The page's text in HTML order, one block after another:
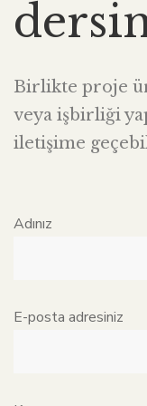
Birlikte proje
veya işbirliği
iletişime
Adınız
E-posta adresiniz